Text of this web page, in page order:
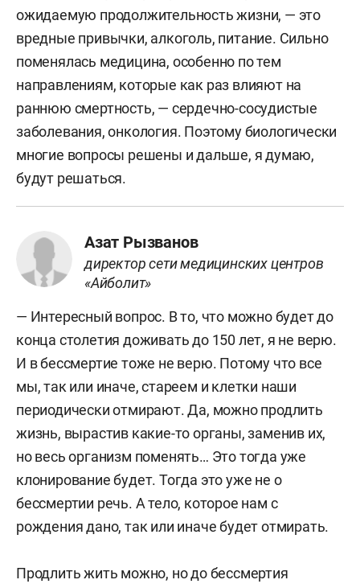
ожидаемую продолжительность жизни, — это
вредные привычки, алкоголь, питание. Сильно
поменялась медицина, особенно по тем
направлениям, которые как раз влияют на
раннюю смертность, — сердечно-сосудистые
заболевания, онкология. Поэтому биологически
многие вопросы решены и дальше, я думаю,
будут решаться.
Азат Рызванов
директор сети медицинских центров
«Айболит»
— Интересный вопрос. В то, что можно будет до
конца столетия доживать до 150 лет, я не верю.
И в бессмертие тоже не верю. Потому что все
мы, так или иначе, стареем и клетки наши
периодически отмирают. Да, можно продлить
жизнь, вырастив какие-то органы, заменив их,
но весь организм поменять… Это тогда уже
клонирование будет. Тогда это уже не о
бессмертии речь. А тело, которое нам с
рождения дано, так или иначе будет отмирать.
Продлить жить можно, но до бессмертия